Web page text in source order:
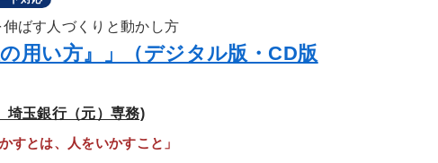
ばす人づくりと動かし方
用い方』」（デジタル版・CD版
埼玉銀行（元）専務)
とは、人をいかすこと」